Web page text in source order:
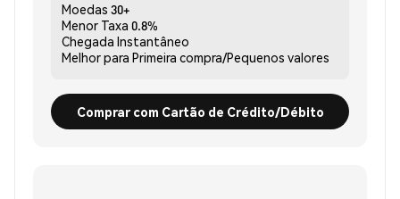
Moedas 30+
Menor Taxa 0.8%
Chegada Instantâneo
Melhor para Primeira compra/Pequenos valores
Comprar com Cartão de Crédito/Débito